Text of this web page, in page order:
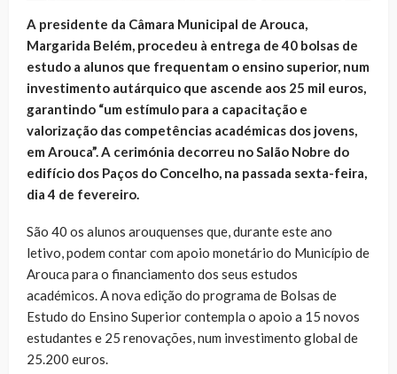
A presidente da Câmara Municipal de Arouca,
Margarida Belém, procedeu à entrega de 40 bolsas de
estudo a alunos que frequentam o ensino superior, num
investimento autárquico que ascende aos 25 mil euros,
garantindo “um estímulo para a capacitação e
valorização das competências académicas dos jovens,
em Arouca”. A cerimónia decorreu no Salão Nobre do
edifício dos Paços do Concelho, na passada sexta-feira,
dia 4 de fevereiro.
São 40 os alunos arouquenses que, durante este ano
letivo, podem contar com apoio monetário do Município de
Arouca para o financiamento dos seus estudos
académicos. A nova edição do programa de Bolsas de
Estudo do Ensino Superior contempla o apoio a 15 novos
estudantes e 25 renovações, num investimento global de
25.200 euros.